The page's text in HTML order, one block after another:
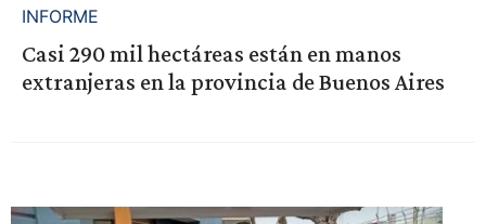
INFORME
Casi 290 mil hectáreas están en manos
extranjeras en la provincia de Buenos Aires